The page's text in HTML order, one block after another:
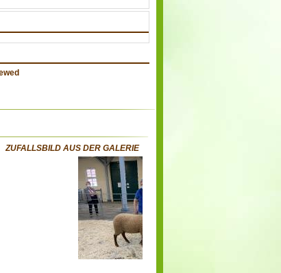
ZUFALLSBILD AUS DER GALERIE